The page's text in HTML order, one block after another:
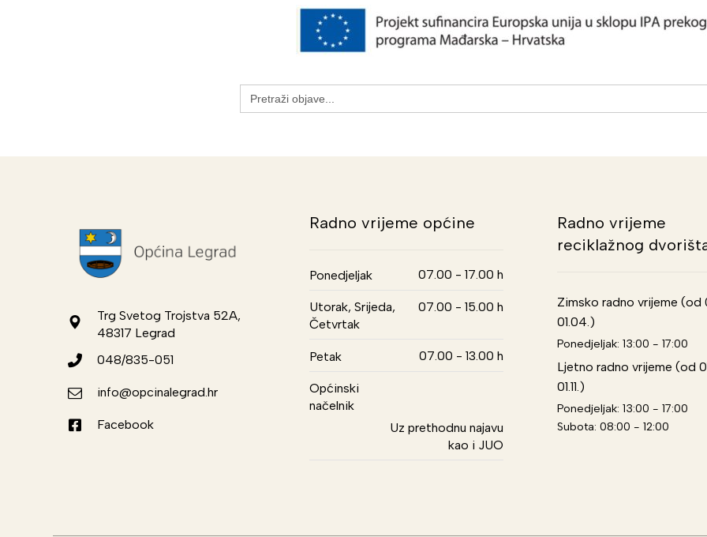
Search
for:
Trg Svetog Trojstva 52A,
48317 Legrad
048/835-051
info@opcinalegrad.hr
Facebook
Radno vrijeme općine
Ponedjeljak 07.00 - 17.00 h
Utorak, Srijeda,
Četvrtak
07.00 - 15.00 h
Petak 07.00 - 13.00 h
Općinski
načelnik
Uz prethodnu najavu
kao i JUO
Radno vrijeme
reciklažnog
Zimsko radno vrijeme (od
01.04.)
Ponedjeljak: 13:00 - 17:00
Ljetno radno vrijeme (od
01.11.)
Ponedjeljak: 13:00 - 17:00
Subota: 08:00 - 12:00